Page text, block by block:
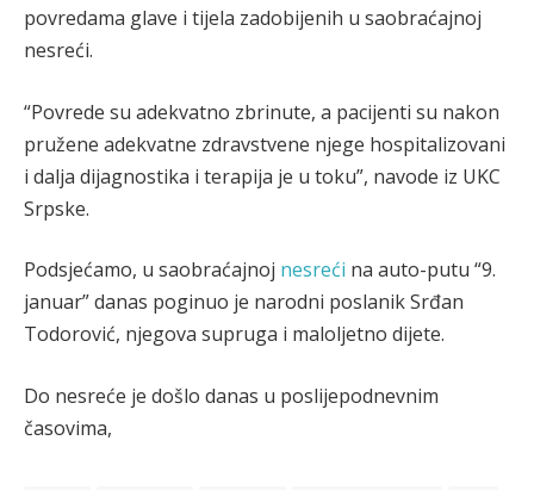
povredama glave i tijela zadobijenih u saobraćajnoj
nesreći.
“Povrede su adekvatno zbrinute, a pacijenti su nakon
pružene adekvatne zdravstvene njege hospitalizovani
i dalja dijagnostika i terapija je u toku”, navode iz UKC
Srpske.
Podsjećamo, u saobraćajnoj nesreći na auto-putu “9.
januar” danas poginuo je narodni poslanik Srđan
Todorović, njegova supruga i maloljetno dijete.
Do nesreće je došlo danas u poslijepodnevnim
časovima,